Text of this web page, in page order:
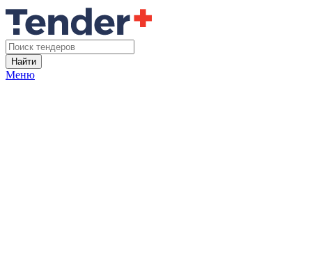
Найти
Меню